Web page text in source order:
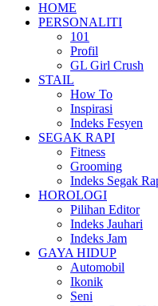
HOME
PERSONALITI
101
Profil
GL Girl Crush
STAIL
How To
Inspirasi
Indeks Fesyen
SEGAK RAPI
Fitness
Grooming
Indeks Segak
HOROLOGI
Pilihan Editor
Indeks Jauhari
Indeks Jam
GAYA HIDUP
Automobil
Ikonik
Seni